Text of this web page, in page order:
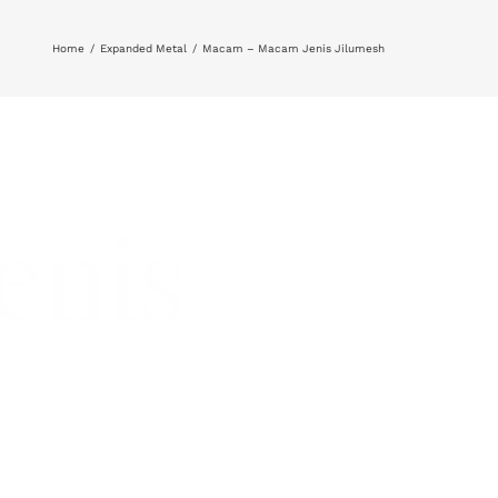
Home Expanded Metal Macam – Macam Jenis Jilumesh